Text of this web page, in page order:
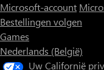
Microsoft-account
Bestellingen volgen
Games
Nederlands (België)
Uw Californië